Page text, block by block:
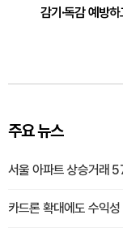
감기·독감 예방
주요 뉴스
서울 아파트 상승거래
카드론 확대에도 수익